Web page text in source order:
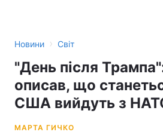
Новини › Світ
"День після
описав, що
США вийдуть з
МАРТА ГИЧКО